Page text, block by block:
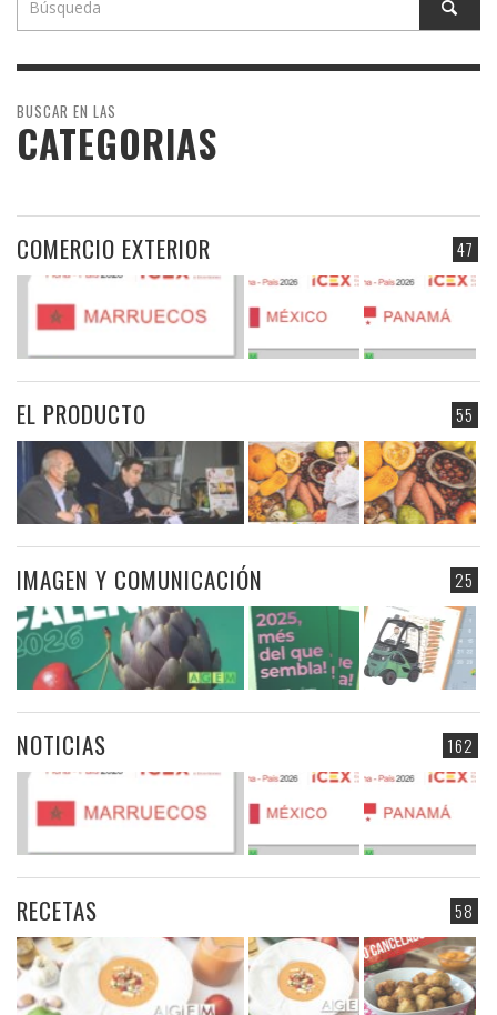
BUSCAR EN LAS
CATEGORIAS
47
COMERCIO EXTERIOR
55
EL PRODUCTO
25
IMAGEN Y COMUNICACIÓN
162
NOTICIAS
58
RECETAS